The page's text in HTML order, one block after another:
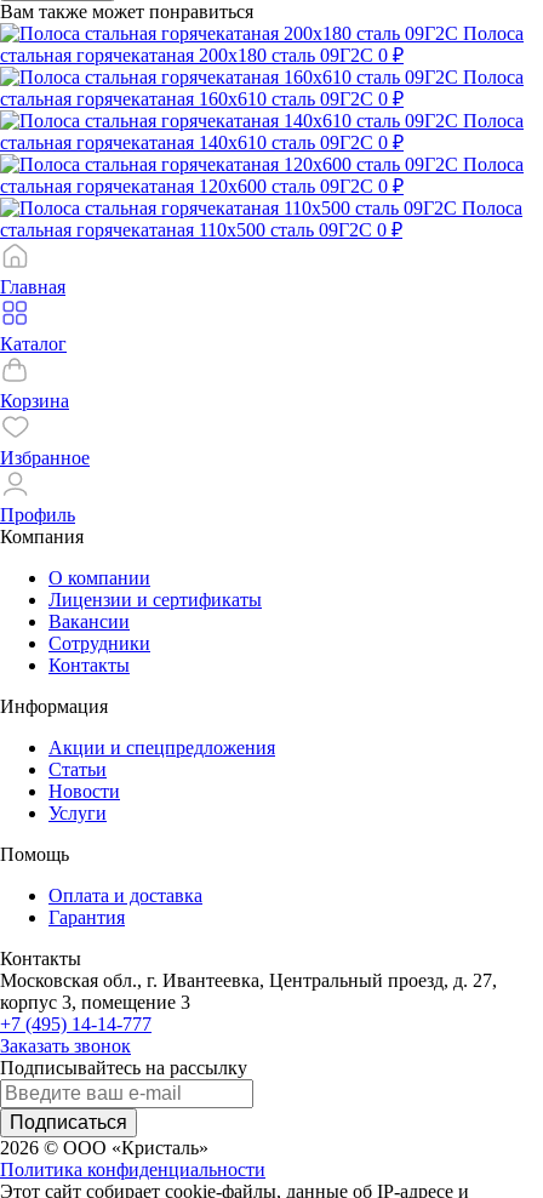
Вам также может понравиться
Полоса
стальная горячекатаная 200х180 сталь 09Г2С 0 ₽
Полоса
стальная горячекатаная 160х610 сталь 09Г2С 0 ₽
Полоса
стальная горячекатаная 140х610 сталь 09Г2С 0 ₽
Полоса
стальная горячекатаная 120х600 сталь 09Г2С 0 ₽
Полоса
стальная горячекатаная 110х500 сталь 09Г2С 0 ₽
Главная
Каталог
Корзина
Избранное
Профиль
Компания
О компании
Лицензии и сертификаты
Вакансии
Сотрудники
Контакты
Информация
Акции и спецпредложения
Статьи
Новости
Услуги
Помощь
Оплата и доставка
Гарантия
Контакты
Московская обл., г. Ивантеевка, Центральный проезд, д. 27,
корпус 3, помещение 3
+7 (495) 14-14-777
Заказать звонок
Подписывайтесь на рассылку
Подписаться
2026 © ООО «Кристаль»
Политика конфиденциальности
Этот сайт собирает cookie-файлы, данные об IP-адресе и